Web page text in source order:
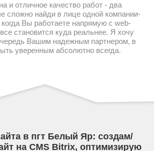
и отличное качество работ - два
сложно найди в лице одной компании-
Вы работаете напрямую с web-
становится куда реальнее. Я хочу
Вашим надежным партнером, в
уверенным абсолютно всегда.
в пгт Белый Яр: создам/
на CMS Bitrix, оптимизирую